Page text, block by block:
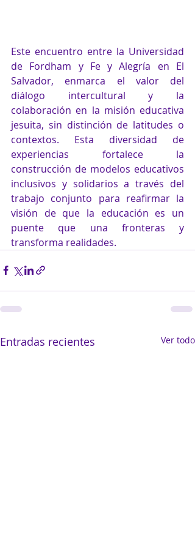
Este encuentro entre la Universidad
de Fordham y Fe y Alegría en El
Salvador, enmarca el valor del
diálogo intercultural y la
colaboración en la misión educativa
jesuita, sin distinción de latitudes o
contextos. Esta diversidad de
experiencias fortalece la
construcción de modelos educativos
inclusivos y solidarios a través del
trabajo conjunto para reafirmar la
visión de que la educación es un
puente que una fronteras y
transforma realidades.
Entradas recientes Ver todo